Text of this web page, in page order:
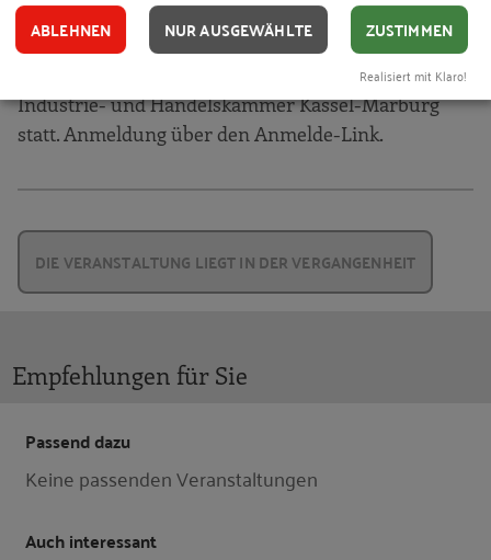
Unternehmertestaments kennenlernen.
Die Veranstaltung findet in den Räumen der
Industrie- und Handelskammer Kassel-Marburg
statt. Anmeldung über den Anmelde-Link.
DIE VERANSTALTUNG LIEGT IN DER VERGANGENHEIT
Empfehlungen für Sie
Passend dazu
Keine passenden Veranstaltungen
Auch interessant
ABLEHNEN NUR AUSGEWÄHLTE ZUSTIMMEN
Realisiert mit Klaro!